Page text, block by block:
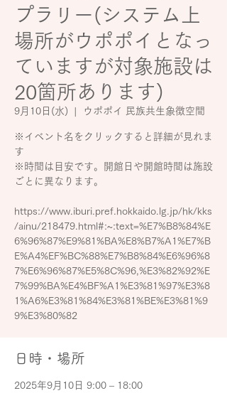
プラリー(システム上
場所がウポポイとなっ
ていますが対象施設は
20箇所あります)
9月10日(水) ウポポイ 民族共生象徴空間
※イベント名をクリックすると詳細が見れま
す
※時間は目安です。開館日や開館時間は施設
ごとに異なります。
https://www.iburi.pref.hokkaido.lg.jp/hk/kks
/ainu/218479.html#:~:text=%E7%B8%84%E
6%96%87%E9%81%BA%E8%B7%A1%E7%B
E%A4%EF%BC%88%E7%B8%84%E6%96%8
7%E6%96%87%E5%8C%96,%E3%82%92%E
7%99%BA%E4%BF%A1%E3%81%97%E3%8
1%A6%E3%81%84%E3%81%BE%E3%81%9
9%E3%80%82
日時・場所
2025年9月10日 9:00 – 18:00